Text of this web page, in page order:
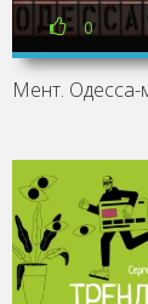
0